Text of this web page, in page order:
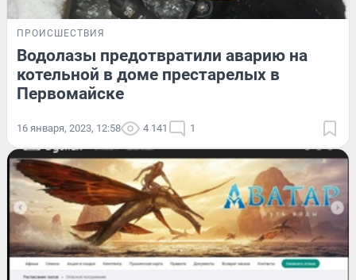
ПРОИСШЕСТВИЯ
Водолазы предотвратили аварию на
котельной в доме престарелых в
Первомайске
16 января, 2023, 12:58 4 141 1